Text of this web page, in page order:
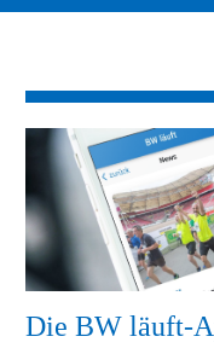
Die BW läuft-